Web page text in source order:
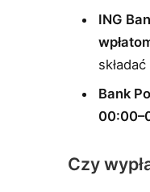
ING
składać
Bank
Czy